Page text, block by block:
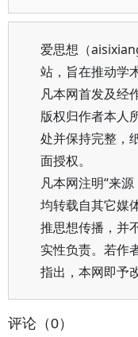
爱思想（
站，旨在推动学
凡本网首发及经
版权归作者本人
处并保持完整，
面授权。
凡本网注明“来源
均转载自其它媒
推思想传播，并
实性负责。若作
指出，本网即予
评论（0）